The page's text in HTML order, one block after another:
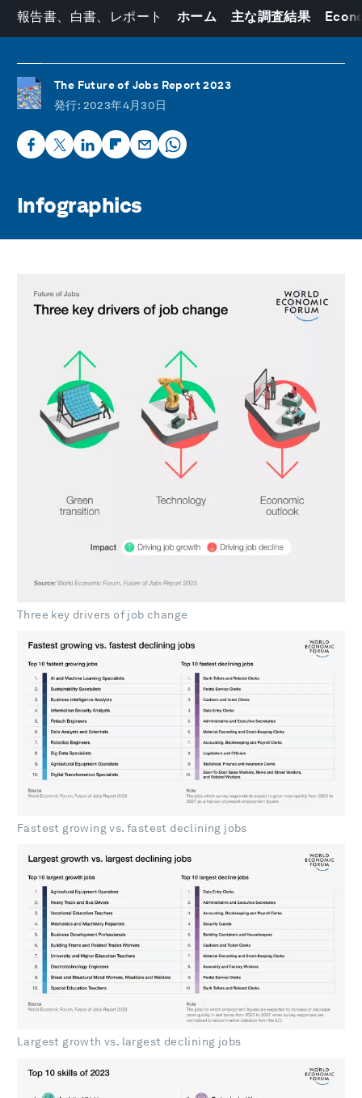
報告書、白書、レポート ホーム 主な調査結果
The Future of Jobs Report 2023
発行: 2023年4月30日
Infographics
Three key drivers of job change
Fastest growing vs. fastest declining jobs
Largest growth vs. largest declining jobs